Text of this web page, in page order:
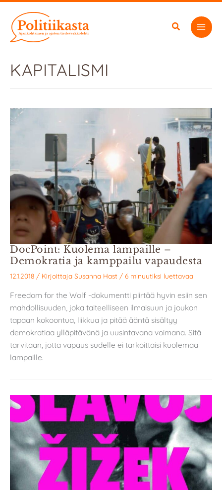
sisältöön
KAPITALISMI
DocPoint: Kuolema lampaille –
Demokratia ja kamppailu vapaudesta
12.1.2018 / Kirjoittaja Susanna Hast / 6 minuutiksi luettavaa
Freedom for the Wolf -dokumentti piirtää hyvin esiin sen
mahdollisuuden, joka taiteelliseen ilmaisuun ja joukon
tapaan kokoontua, liikkua ja pitää ääntä sisältyy
demokratiaa ylläpitävänä ja uusintavana voimana. Sitä
tarvitaan, jotta vapaus sudelle ei tarkoittaisi kuolemaa
lampaille.